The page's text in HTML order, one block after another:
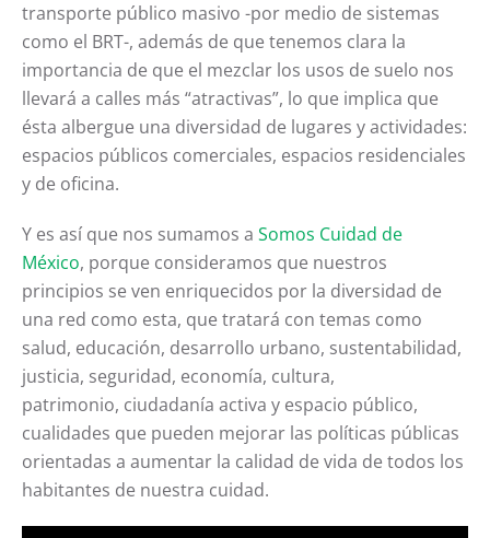
transporte público masivo -por medio de sistemas
como el BRT-, además de que tenemos clara la
importancia de que el mezclar los usos de suelo nos
llevará a calles más “atractivas”, lo que implica que
ésta albergue una diversidad de lugares y actividades:
espacios públicos comerciales, espacios residenciales
y de oficina.
Y es así que nos sumamos a Somos Cuidad de
México, porque consideramos que nuestros
principios se ven enriquecidos por la diversidad de
una red como esta, que tratará con temas como
salud, educación, desarrollo urbano, sustentabilidad,
justicia, seguridad, economía, cultura,
patrimonio, ciudadanía activa y espacio público,
cualidades que pueden mejorar las políticas públicas
orientadas a aumentar la calidad de vida de todos los
habitantes de nuestra cuidad.